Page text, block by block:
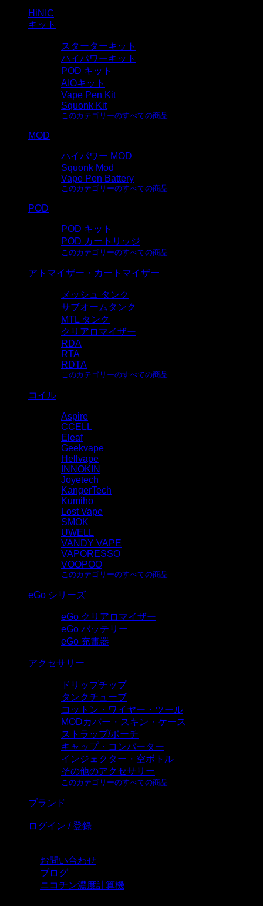
HiNIC
キット
スターターキット
ハイパワーキット
POD キット
AIOキット
Vape Pen Kit
Squonk Kit
このカテゴリーのすべての商品
MOD
ハイパワー MOD
Squonk Mod
Vape Pen Battery
このカテゴリーのすべての商品
POD
POD キット
POD カートリッジ
このカテゴリーのすべての商品
アトマイザー・カートマイザー
メッシュ タンク
サブオームタンク
MTL タンク
クリアロマイザー
RDA
RTA
RDTA
このカテゴリーのすべての商品
コイル
Aspire
CCELL
Eleaf
Geekvape
Hellvape
INNOKIN
Joyetech
KangerTech
Kumiho
Lost Vape
SMOK
UWELL
VANDY VAPE
VAPORESSO
VOOPOO
このカテゴリーのすべての商品
eGo シリーズ
eGo クリアロマイザー
eGo バッテリー
eGo 充電器
アクセサリー
ドリップチップ
タンクチューブ
コットン・ワイヤー・ツール
MODカバー・スキン・ケース
ストラップ/ポーチ
キャップ・コンバーター
インジェクター・空ボトル
その他のアクセサリー
このカテゴリーのすべての商品
ブランド
ログイン / 登録
お問い合わせ
ブログ
ニコチン濃度計算機